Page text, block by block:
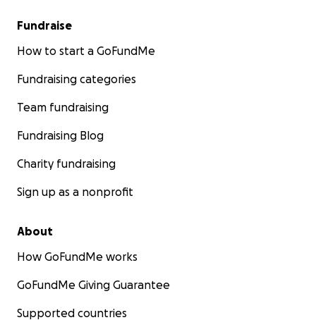
Fundraise
How to start a GoFundMe
Fundraising categories
Team fundraising
Fundraising Blog
Charity fundraising
Sign up as a nonprofit
About
How GoFundMe works
GoFundMe Giving Guarantee
Supported countries